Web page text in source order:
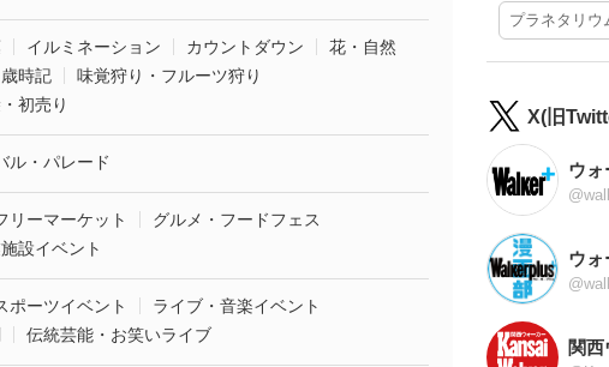
イルミネーション カウントダウン
花・自然
時記
味覚狩り・フルーツ狩り
初売り
ル・パレード
リーマーケット
グルメ・フードフェス
設イベント
ポーツイベント
ライブ・音楽イベント
伝統芸能・お笑いライブ
プラネタリウ
X(旧
ウォ
ウォ
関